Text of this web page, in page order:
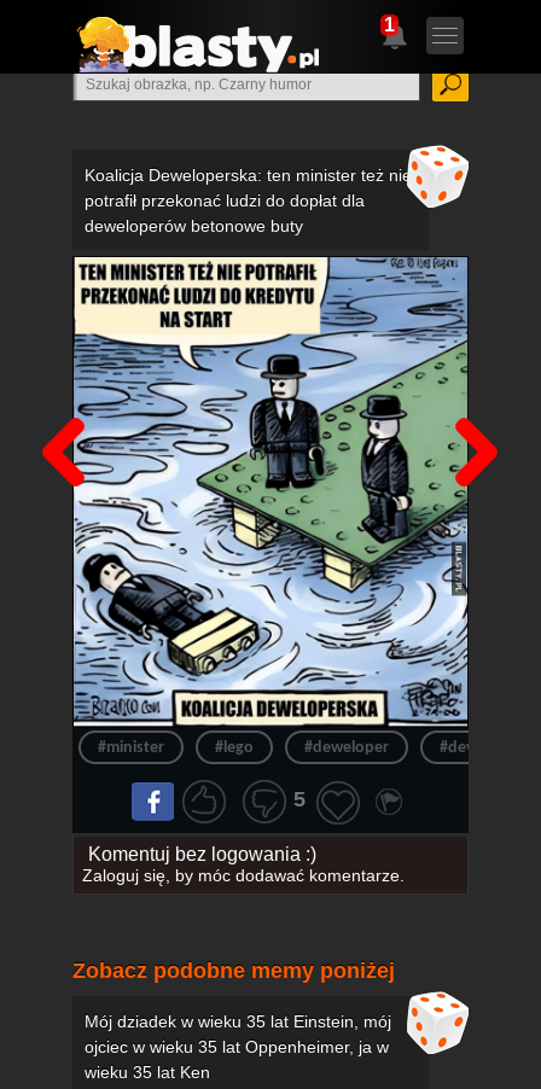
1
Koalicja Deweloperska: ten minister też nie
potrafił przekonać ludzi do dopłat dla
deweloperów betonowe buty
Poprzedni
#minister #lego #deweloper #deweloperzy
5
Komentuj bez logowania :)
Zaloguj się, by móc dodawać komentarze.
Zobacz podobne memy poniżej
Mój dziadek w wieku 35 lat Einstein, mój
ojciec w wieku 35 lat Oppenheimer, ja w
wieku 35 lat Ken